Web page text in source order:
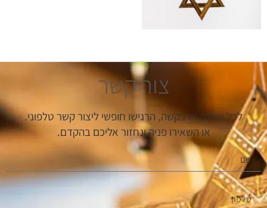
צור קשר
לכל שאלה או בקשה, הרגישו חופשי ליצור קשר טלפוני.
או השאירו פניה ונחזור אליכם בהקדם.